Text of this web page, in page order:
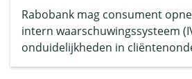
Rabobank mag consument
intern waarschuwingssysteem
onduidelijkheden in